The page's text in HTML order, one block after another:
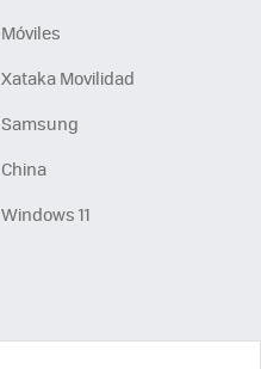
Móviles
Xataka Movilidad
Samsung
China
Windows 11